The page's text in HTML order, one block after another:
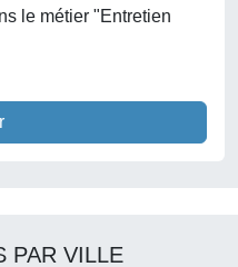
le métier "Entretien
PAR VILLE